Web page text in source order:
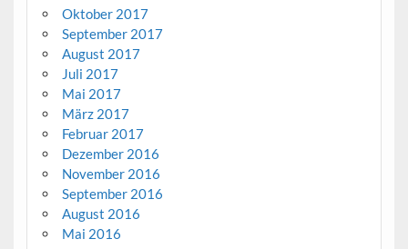
Oktober 2017
September 2017
August 2017
Juli 2017
Mai 2017
März 2017
Februar 2017
Dezember 2016
November 2016
September 2016
August 2016
Mai 2016